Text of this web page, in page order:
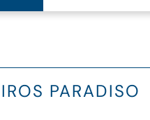
PARADISO